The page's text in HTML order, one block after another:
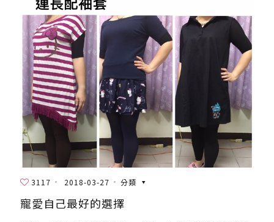
3117 2018-03-27 分類
寵愛自己最好的選擇